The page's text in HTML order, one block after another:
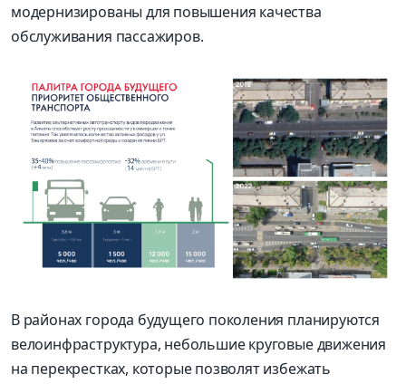
модернизированы для повышения качества
обслуживания пассажиров.
В районах города будущего поколения планируются
велоинфраструктура, небольшие круговые движения
на перекрестках, которые позволят избежать